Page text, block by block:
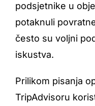
podsjetnike u
potaknuli
često su voljni
iskustva.
Prilikom pisanja
TripAdvisoru